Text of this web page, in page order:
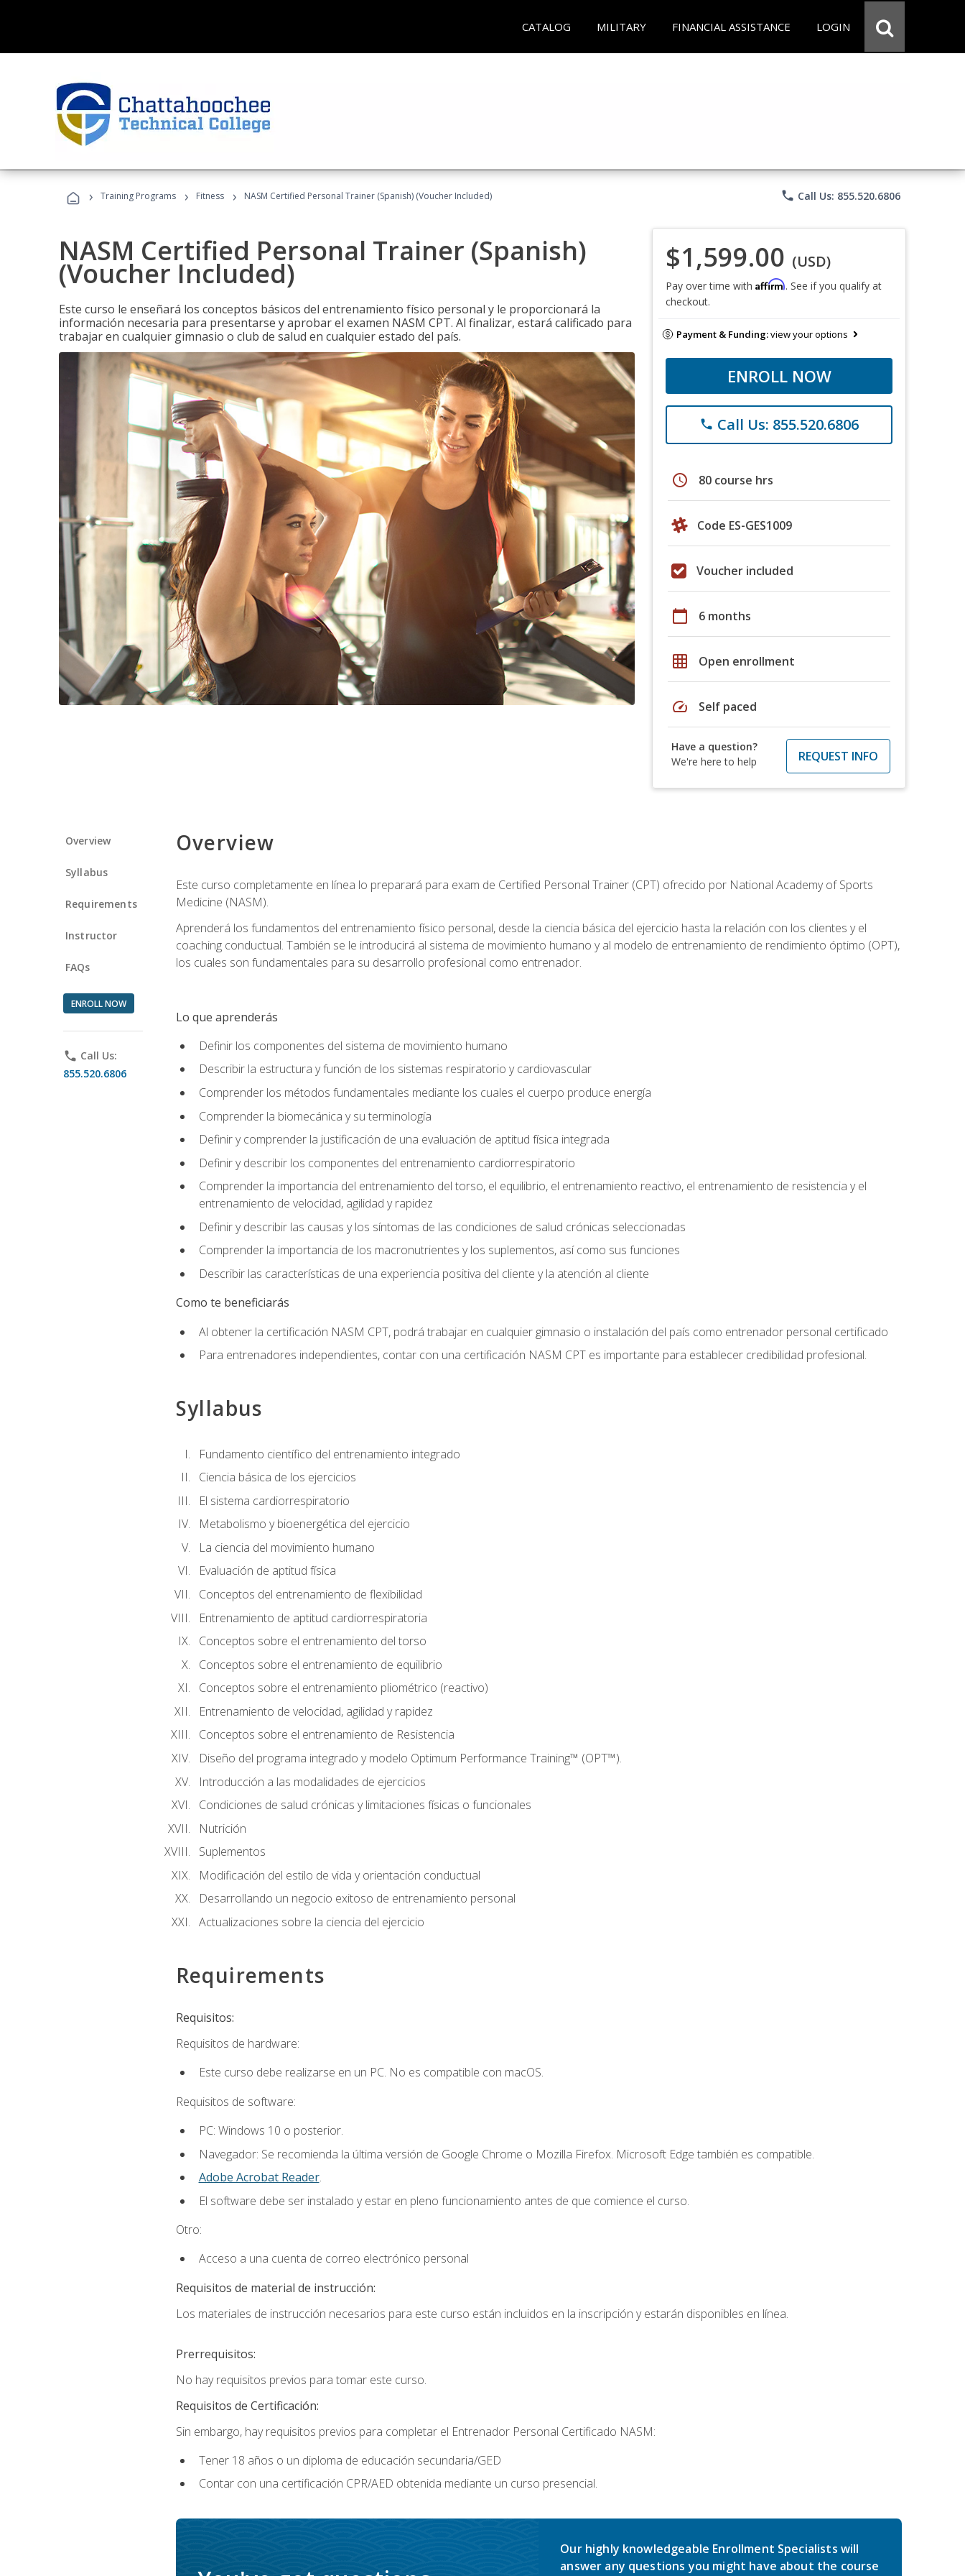
CATALOG MILITARY FINANCIAL ASSISTANCE LOGIN
› Training Programs › Fitness › NASM Certified Personal Trainer (Spanish) (Voucher Included) phone Call Us: 855.520.6806
NASM Certified Personal Trainer (Spanish)
(Voucher Included)
Este curso le enseñará los conceptos básicos del entrenamiento físico personal y le proporcionará la
información necesaria para presentarse y aprobar el examen NASM CPT. Al finalizar, estará calificado para
trabajar en cualquier gimnasio o club de salud en cualquier estado del país.
$1,599.00 (USD)
Pay over time with Affirm. See if you qualify at
checkout.
Payment & Funding:view your options
ENROLL NOW
phone Call Us: 855.520.6806
schedule 80 course hrs
Code ES-GES1009
Voucher included
calendar_today 6 months
grid_on Open enrollment
speed Self paced
Have a question?
We're here to help
REQUEST INFO
Overview
Syllabus
Requirements
Instructor
FAQs
ENROLL NOW
phone Call Us:
855.520.6806
Overview
Este curso completamente en línea lo preparará para exam de Certified Personal Trainer (CPT) ofrecido por National Academy of Sports
Medicine (NASM).
Aprenderá los fundamentos del entrenamiento físico personal, desde la ciencia básica del ejercicio hasta la relación con los clientes y el
coaching conductual. También se le introducirá al sistema de movimiento humano y al modelo de entrenamiento de rendimiento óptimo (OPT),
los cuales son fundamentales para su desarrollo profesional como entrenador.
Lo que aprenderás
Definir los componentes del sistema de movimiento humano
Describir la estructura y función de los sistemas respiratorio y cardiovascular
Comprender los métodos fundamentales mediante los cuales el cuerpo produce energía
Comprender la biomecánica y su terminología
Definir y comprender la justificación de una evaluación de aptitud física integrada
Definir y describir los componentes del entrenamiento cardiorrespiratorio
Comprender la importancia del entrenamiento del torso, el equilibrio, el entrenamiento reactivo, el entrenamiento de resistencia y el
entrenamiento de velocidad, agilidad y rapidez
Definir y describir las causas y los síntomas de las condiciones de salud crónicas seleccionadas
Comprender la importancia de los macronutrientes y los suplementos, así como sus funciones
Describir las características de una experiencia positiva del cliente y la atención al cliente
Como te beneficiarás
Al obtener la certificación NASM CPT, podrá trabajar en cualquier gimnasio o instalación del país como entrenador personal certificado
Para entrenadores independientes, contar con una certificación NASM CPT es importante para establecer credibilidad profesional.
Syllabus
Fundamento científico del entrenamiento integrado
Ciencia básica de los ejercicios
El sistema cardiorrespiratorio
Metabolismo y bioenergética del ejercicio
La ciencia del movimiento humano
Evaluación de aptitud física
Conceptos del entrenamiento de flexibilidad
Entrenamiento de aptitud cardiorrespiratoria
Conceptos sobre el entrenamiento del torso
Conceptos sobre el entrenamiento de equilibrio
Conceptos sobre el entrenamiento pliométrico (reactivo)
Entrenamiento de velocidad, agilidad y rapidez
Conceptos sobre el entrenamiento de Resistencia
Diseño del programa integrado y modelo Optimum Performance Training™ (OPT™).
Introducción a las modalidades de ejercicios
Condiciones de salud crónicas y limitaciones físicas o funcionales
Nutrición
Suplementos
Modificación del estilo de vida y orientación conductual
Desarrollando un negocio exitoso de entrenamiento personal
Actualizaciones sobre la ciencia del ejercicio
Requirements
Requisitos:
Requisitos de hardware:
Este curso debe realizarse en un PC. No es compatible con macOS.
Requisitos de software:
PC: Windows 10 o posterior.
Navegador: Se recomienda la última versión de Google Chrome o Mozilla Firefox. Microsoft Edge también es compatible.
Adobe Acrobat Reader.
El software debe ser instalado y estar en pleno funcionamiento antes de que comience el curso.
Otro:
Acceso a una cuenta de correo electrónico personal
Requisitos de material de instrucción:
Los materiales de instrucción necesarios para este curso están incluidos en la inscripción y estarán disponibles en línea.
Prerrequisitos:
No hay requisitos previos para tomar este curso.
Requisitos de Certificación:
Sin embargo, hay requisitos previos para completar el Entrenador Personal Certificado NASM:
Tener 18 años o un diploma de educación secundaria/GED
Contar con una certificación CPR/AED obtenida mediante un curso presencial.
Our highly knowledgeable Enrollment Specialists will
answer any questions you might have about the course